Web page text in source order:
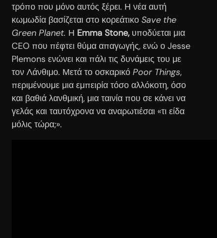
τρόπο που μόνο αυτός ξέρει. Η νέα αυτή
κωμωδία βασίζεται στο κορεάτικο Save the
Green Planet. Η Emma Stone,υποδύεται μια
CEO που πέφτει θύμα απαγωγής, ενώ ο Jesse
Plemons ενώνει και πάλι τις δυνάμεις του με
τον Λάνθιμο. Μετά το οσκαρικό Poor Things,
περιμένουμε μια εμπειρία τόσο αλλόκοτη, όσο
και βαθιά λανθμική, μια ταινία που σε κάνει να
γελάς και ταυτόχρονα να αναρωτιέσαι «τι είδα
μόλις τώρα;».